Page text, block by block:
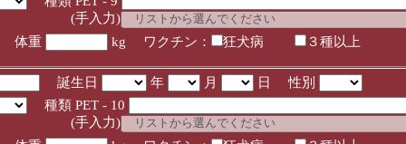
力)
重
kg ワクチン： 狂犬病 ３種以上
誕生日 年 月
日 性別
種類 PET - 10
力)